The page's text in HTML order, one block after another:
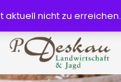
aktuell nicht zu erreichen.